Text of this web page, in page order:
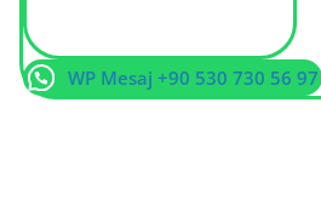
WP Mesaj +90 530 730 56 97